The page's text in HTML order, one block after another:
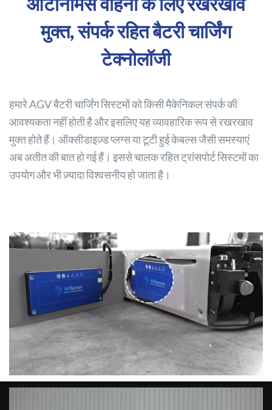
मुक्त, संपर्क रहित बैटरी चार्जिंग
टेक्नोलॉजी
हमारे AGV बैटरी चार्जिंग सिस्टमों को किसी मैकेनिकल संपर्क की
आवश्यकता नहीं होती है और इसलिए यह व्यावहारिक रूप से रखरखाव
मुक्त होते हैं। ऑक्सीडाइज़्ड प्लग्स या टूटी हुई केबल्स जैसी समस्याएं
अब अतीत की बात हो गई हैं। इससे चालक रहित ट्रांसपोर्ट सिस्टमों का
उपयोग और भी ज़्यादा विश्वसनीय हो जाता है।